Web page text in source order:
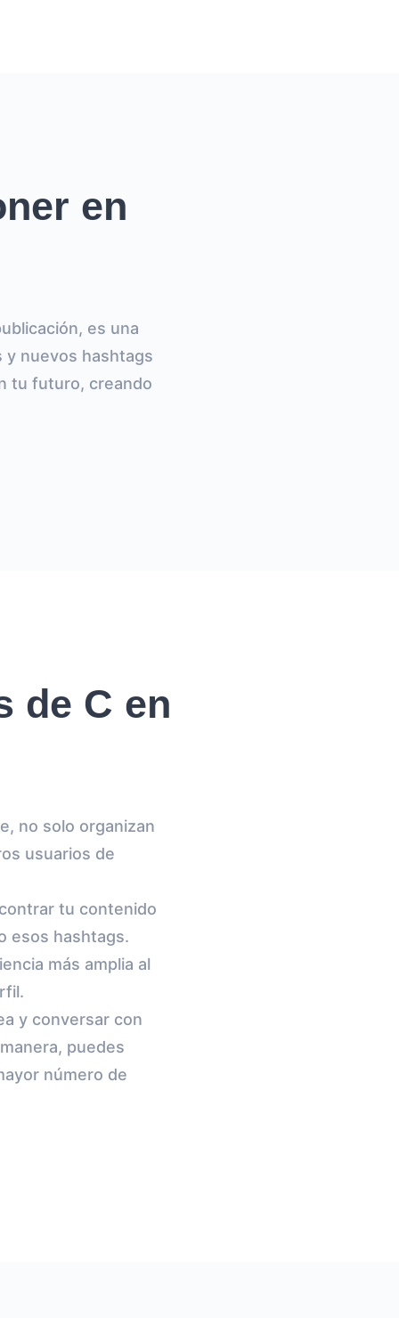
en
es una
nuevos hashtags
tu futuro, creando
de C en
no solo organizan
usuarios de
tu contenido
esos hashtags.
más amplia al
y conversar con
puedes
número de